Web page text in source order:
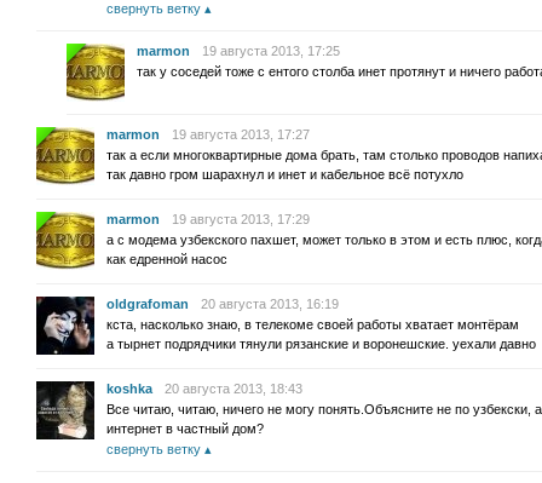
свернуть ветку
marmon
19 августа 2013, 17:25
так у соседей тоже с ентого столба инет протянут и ничего
marmon
19 августа 2013, 17:27
так а если многоквартирные дома брать, там столько проводов
так давно гром шарахнул и инет и кабельное всё потухло
marmon
19 августа 2013, 17:29
а с модема узбекского пахшет, может только в этом и есть плюс,
как едренной насос
oldgrafoman
20 августа 2013, 16:19
кста, насколько знаю, в телекоме своей работы хватает монтёрам
а тырнет подрядчики тянули рязанские и воронешские. уехали давно
koshka
20 августа 2013, 18:43
Все читаю, читаю, ничего не могу понять.Объясните не по узбекски,
интернет в частный дом?
свернуть ветку